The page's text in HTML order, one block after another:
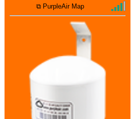
⧉ PurpleAir Map